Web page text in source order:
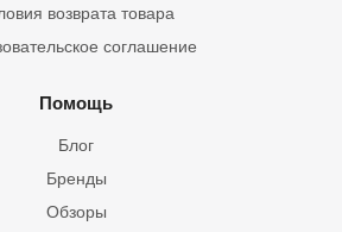
возврата товара
соглашение
Помощь
Блог
Бренды
Обзоры